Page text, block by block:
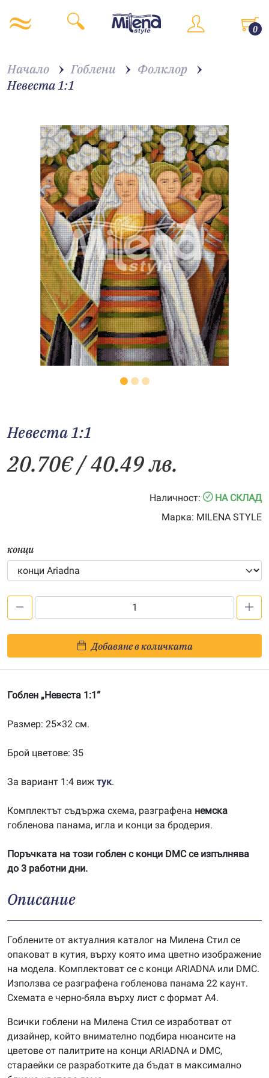
0
Начало Гоблени
Фолклор
Невеста 1:1
Невеста 1:1
20.70€/ 40.49 лв.
Наличност:
НА СКЛАД
Марка: MILENA STYLE
конци
1:1
Добавяне в количката
Гоблен „Невеста 1:1“
Размер: 25×32 см.
Брой цветове: 35
За вариант 1:4 виж тук.
Комплектът съдържа схема, разграфена немска
гобленова панама, игла и конци за бродерия.
Поръчката на този гоблен с конци DMC се изпълнява
до 3 работни дни.
Описание
Гоблените от актуалния каталог на Милена Стил се
опаковат в кутия, върху която има цветно изображение
на модела. Комплектоват се с конци ARIADNA или DMC.
Използва се разграфена гобленова панама 22 каунт.
Схемата е черно-бяла върху лист с формат А4.
Всички гоблени на Милена Стил се изработват от
дизайнер, който внимателно подбира нюансите на
цветове от палитрите на конци ARIADNA и DMC,
стараейки се разработките да бъдат в максимално